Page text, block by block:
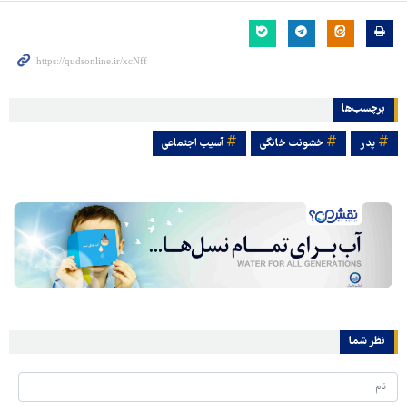
برچسب‌ها
پدر خشونت خانگی آسیب‌ اجتماعی
نظر شما